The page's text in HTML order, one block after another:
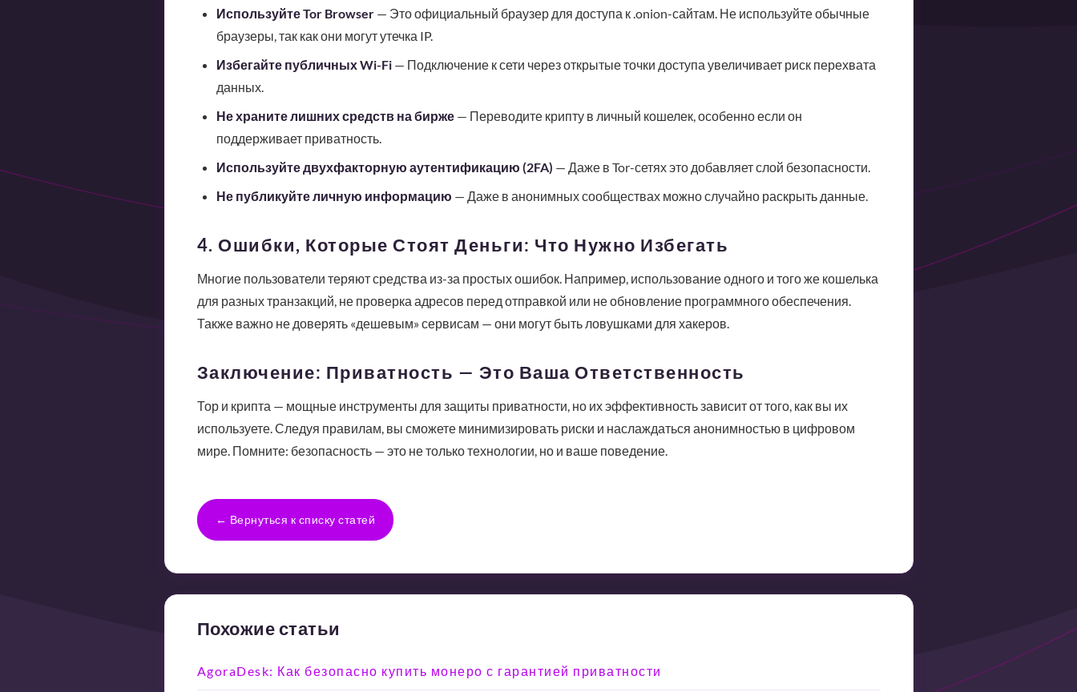
Используйте Tor Browser— Это официальный браузер для доступа к .onion-сайтам. Не используйте обычные
браузеры, так как они могут утечка IP.
Избегайте публичных Wi-Fi— Подключение к сети через открытые точки доступа увеличивает риск перехвата
данных.
Не храните лишних средств на бирже— Переводите крипту в личный кошелек, особенно если он
поддерживает приватность.
Используйте двухфакторную аутентификацию (2FA) — Даже в Tor-сетях это добавляет слой безопасности.
Не публикуйте личную информацию — Даже в анонимных сообществах можно случайно раскрыть данные.
4. Ошибки, Которые Стоят Деньги: Что Нужно Избегать
Многие пользователи теряют средства из-за простых ошибок. Например, использование одного и того же кошелька
для разных транзакций, не проверка адресов перед отправкой или не обновление программного обеспечения.
Также важно не доверять «дешевым» сервисам — они могут быть ловушками для хакеров.
Заключение: Приватность — Это Ваша Ответственность
Тор и крипта — мощные инструменты для защиты приватности, но их эффективность зависит от того, как вы их
используете. Следуя правилам, вы сможете минимизировать риски и наслаждаться анонимностью в цифровом
мире. Помните: безопасность — это не только технологии, но и ваше поведение.
← Вернуться к списку статей
Похожие статьи
AgoraDesk: Как безопасно купить монеро с гарантией приватности